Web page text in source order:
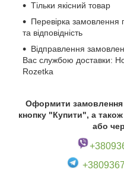
Тільки якісний товар
Перевірка замовлення
та відповідність
Відправлення
Вас службою доставки:
Rozetka
Оформити замовлення
кнопку "Купити", а
або